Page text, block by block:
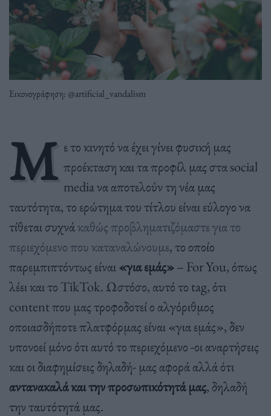
Εικονογράφηση: @artificial_vandalism
Μ ε το κινητό να έχει γίνει φυσική μας
προέκταση και τα προφίλ μας στα social
media να αποτελούν τη νέα μας
ταυτότητα, το ερώτημα του τίτλου είναι εύλογο να
τίθεται συχνάκαθώς προβληματιζόμαστε για το
περιεχόμενο που καταναλώνουμε, το οποίο
παρεμπιπτόντως είναι«για εμάς»– For You, όπως
λέει και το TikTok. Ωστόσο, αυτό το tag, ότι
content που μας τροφοδοτεί ο αλγόριθμος
οποιασδήποτε πλατφόρμας είναι «για εμάς», δεν
υπονοεί μόνο ότι αυτό το περιεχόμενο -οι αναρτήσεις
και οι διαφημίσεις δηλαδή- μας αφορά αλλά ότι
αντανακαλά και την προσωπικότητά μας, δηλαδή
την ταυτότητά μας.